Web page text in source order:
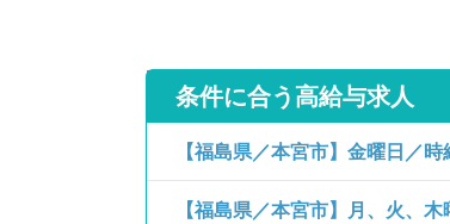
条件に合う高給与求人
【福島県／本宮市】金曜日／